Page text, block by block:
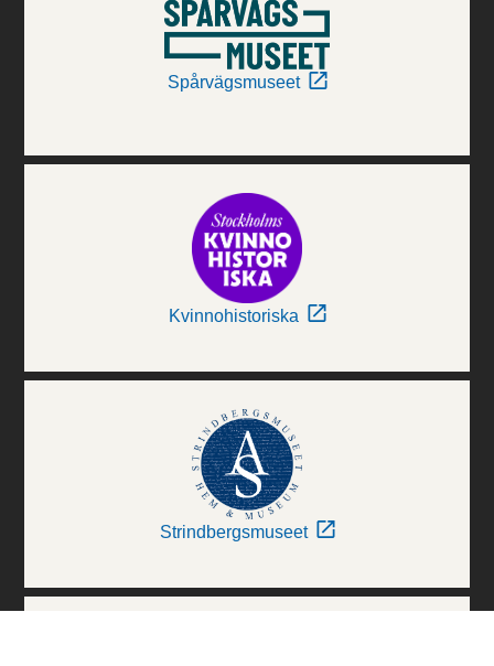
Spårvägsmuseet
Kvinnohistoriska
Strindbergsmuseet